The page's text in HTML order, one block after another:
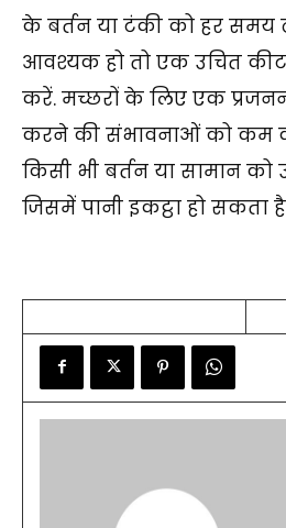
के बर्तन या टंकी को हर
आवश्यक हो तो एक उचित
करें. मच्छरों के लिए एक
करने की संभावनाओं को कम
किसी भी बर्तन या सामान
जिसमें पानी इकट्ठा हो सकता